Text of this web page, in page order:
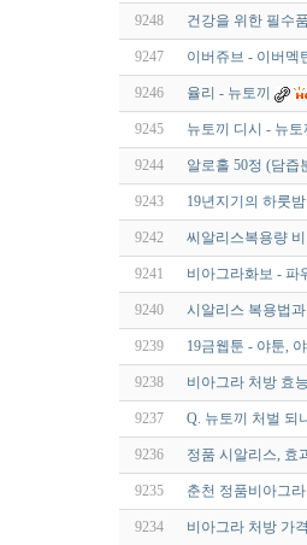
9248 건강을 위한 필수
9247 이버쥬브 - 이버멕
9246 율리 - 뉴토끼
9245 뉴토끼 디시 - 뉴
9244 알로홀 50정 (담
9243 19년지기의 하룻
9242 씨알리스복용량
9241 비아그라화보 - 파
9240 시알리스 복용법
9239 19금웹툰 - 야툰,
9238 비아그라 처방 효
9237 Q. 뉴토끼 처벌 되
9236 정품 시알리스, 효
9235 춘천 정품비아그
9234 비아그라 처방 가